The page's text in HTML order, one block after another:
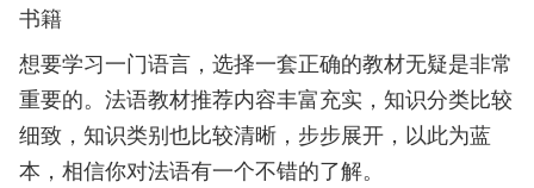
书籍
想要学习一门语言，选择一套正确的教材无疑是非常
重要的。法语教材推荐内容丰富充实，知识分类比较
细致，知识类别也比较清晰，步步展开，以此为蓝
本，相信你对法语有一个不错的了解。